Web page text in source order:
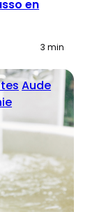
en
3 min
Aude